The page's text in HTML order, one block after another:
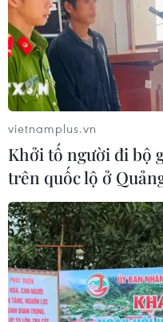
DỰ BÁO
Quảng Ninh:
góp tích cực cho
Tăng trưởng tích
Lực đẩy mới cho
năm nay lên 6,7%
Dệt may Việt
cơ hội để duy trì
Giải pháp thực
xã hội với mục
vietnamplus.vn
Khởi tố người đi bộ
trên quốc lộ ở